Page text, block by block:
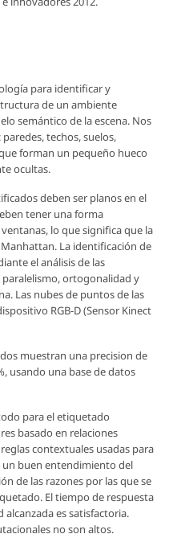
para identificar y
de un ambiente
semántico de la escena. Nos
techos, suelos,
forman un pequeño hueco
ocultas.
deben ser planos en el
tener una forma
lo que significa que la
La identificación de
el análisis de las
ortogonalidad y
Las nubes de puntos de las
RGB-D (Sensor Kinect
muestran una precision de
usando una base de datos
para el etiquetado
basado en relaciones
contextuales usadas para
buen entendimiento del
de las razones por las que se
El tiempo de respuesta
es satisfactoria.
no son altos.